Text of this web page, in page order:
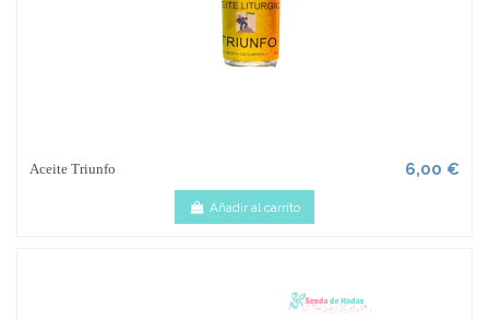
Aceite Triunfo 6,00 €
Añadir al carrito